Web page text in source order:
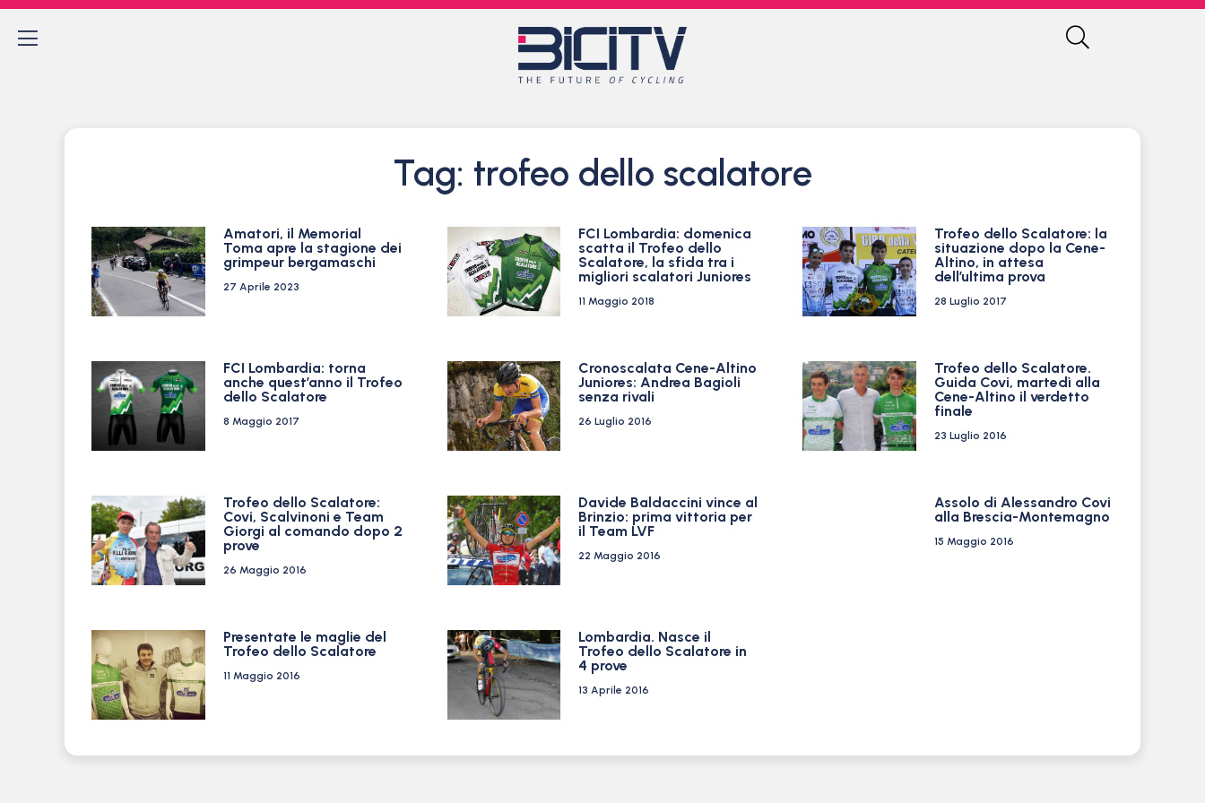
Tag: trofeo dello scalatore
Amatori, il Memorial
Toma apre la stagione dei
grimpeur bergamaschi
27 Aprile 2023
FCI Lombardia: domenica
scatta il Trofeo dello
Scalatore, la sfida tra i
migliori scalatori Juniores
11 Maggio 2018
Trofeo dello Scalatore: la
situazione dopo la Cene-
Altino, in attesa
dell’ultima prova
28 Luglio 2017
FCI Lombardia: torna
anche quest’anno il Trofeo
dello Scalatore
8 Maggio 2017
Cronoscalata Cene-Altino
Juniores: Andrea Bagioli
senza rivali
26 Luglio 2016
Trofeo dello Scalatore.
Guida Covi, martedì alla
Cene-Altino il verdetto
finale
23 Luglio 2016
Trofeo dello Scalatore:
Covi, Scalvinoni e Team
Giorgi al comando dopo 2
prove
26 Maggio 2016
Davide Baldaccini vince al
Brinzio: prima vittoria per
il Team LVF
22 Maggio 2016
Assolo di Alessandro Covi
alla Brescia-Montemagno
15 Maggio 2016
Presentate le maglie del
Trofeo dello Scalatore
11 Maggio 2016
Lombardia. Nasce il
Trofeo dello Scalatore in
4 prove
13 Aprile 2016